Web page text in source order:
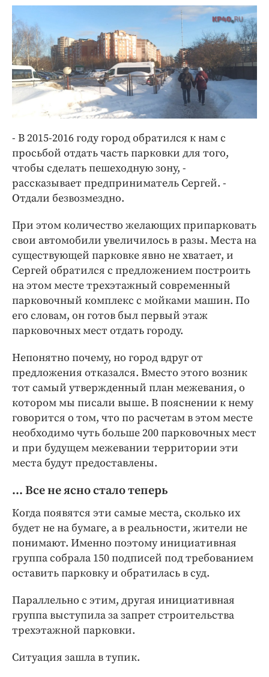
- В 2015-2016 году город обратился к нам с
просьбой отдать часть парковки для того,
чтобы сделать пешеходную зону, -
рассказывает предприниматель Сергей. -
Отдали безвозмездно.
При этом количество желающих припарковать
свои автомобили увеличилось в разы. Места на
существующей парковке явно не хватает, и
Сергей обратился с предложением построить
на этом месте трехэтажный современный
парковочный комплекс с мойками машин. По
его словам, он готов был первый этаж
парковочных мест отдать городу.
Непонятно почему, но город вдруг от
предложения отказался. Вместо этого возник
тот самый утвержденный план межевания, о
котором мы писали выше. В пояснении к нему
говорится о том, что по расчетам в этом месте
необходимо чуть больше 200 парковочных мест
и при будущем межевании территории эти
места будут предоставлены.
… Все не ясно стало теперь
Когда появятся эти самые места, сколько их
будет не на бумаге, а в реальности, жители не
понимают. Именно поэтому инициативная
группа собрала 150 подписей под требованием
оставить парковку и обратилась в суд.
Параллельно с этим, другая инициативная
группа выступила за запрет строительства
трехэтажной парковки.
Ситуация зашла в тупик.